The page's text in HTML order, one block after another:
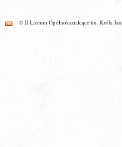
© II Liceum Ogólnokształcące im. Króla